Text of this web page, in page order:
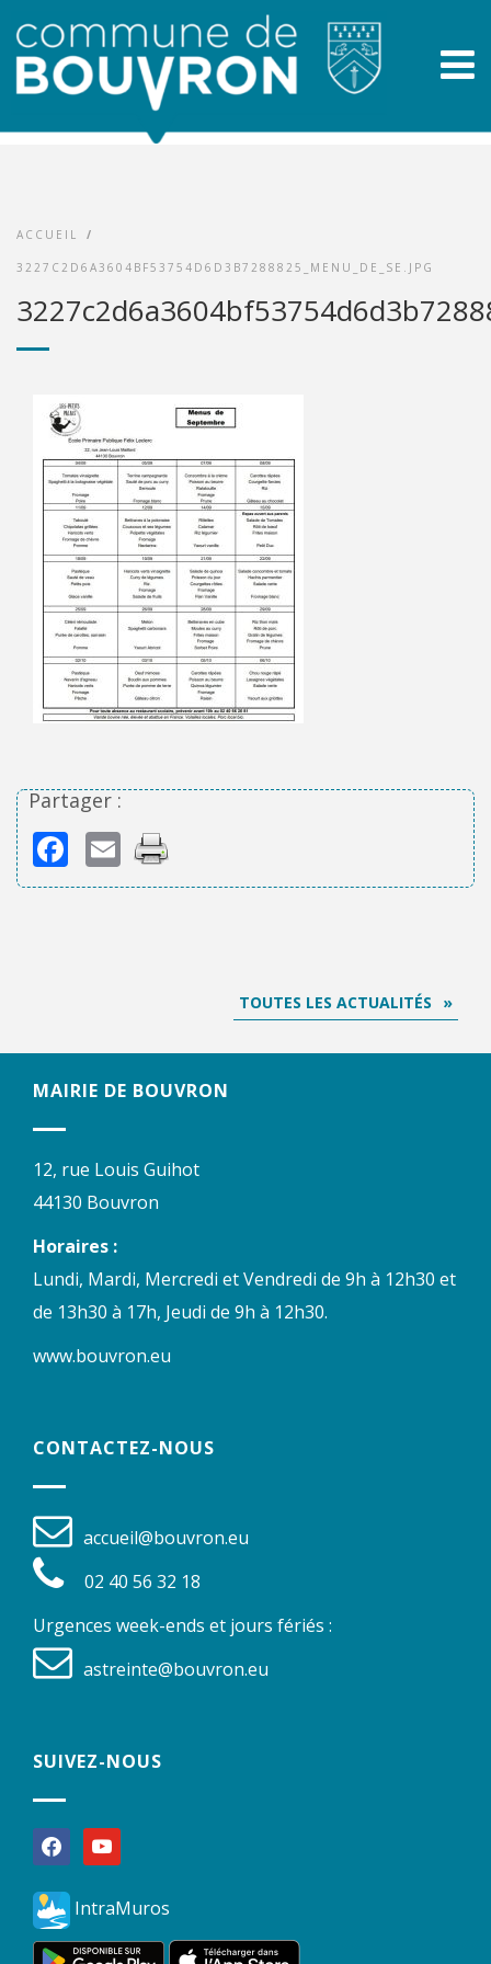
ACCUEIL /
3227C2D6A3604BF53754D6D3B7288825_MENU_DE_SE.JPG
Partager :
Facebook
Email
TOUTES LES ACTUALITÉS
MAIRIE DE BOUVRON
12, rue Louis Guihot
44130 Bouvron
Horaires :
Lundi, Mardi, Mercredi et Vendredi de 9h à 12h30 et
de 13h30 à 17h, Jeudi de 9h à 12h30.
www.bouvron.eu
CONTACTEZ-NOUS
accueil@bouvron.eu
02 40 56 32 18
Urgences week-ends et jours fériés :
astreinte@bouvron.eu
SUIVEZ-NOUS
facebookyoutube
IntraMuros